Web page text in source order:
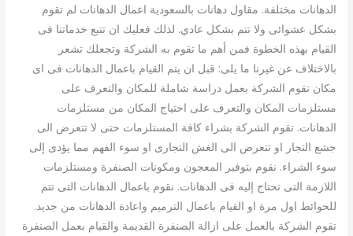
الدهانات مختلفة. مقاول دهانات بالسعودية اعمال الدهانات لم تقوم
بشكل عشوائى ولا تتم بشكل عادي. لذلك فعليك ان تتبع خدماتنا فى
القيام بهذه الخطوة فمن أهم ما تقوم به الشركة وتجعلك تشعر
بالاختلاف عن غيرنا ما يلى: قبل ان يتم القيام باعمال الدهانات فى اى
مكان تقوم الشركة بعمل دراسة شاملة للمكان والتعرف على
مستلزمات المكان والتعرف على احتياج المكان من مستلزمات
الدهانات. تقوم الشركة بشراء كافة المستلزمات حتى لا تتعرض الى
جشع التجار او تتعرض الى الغش التجارى او سوء الفهم مما يؤدى إلى
سوء الشراء. نقوم بتوفير المعجون ومكونات الصنفرة ومستلزمات
اللازمة التى تحتاج إليه فى الدهانات. نقوم باعمال الدهانات التى تتم
للحوائط اول مرة او القيام باعمال الترميم واعادة الدهانات من جديد.
تقوم الشركة بالعمل على ازالة الصنفرة القديمة والقيام بعمل الصنفرة